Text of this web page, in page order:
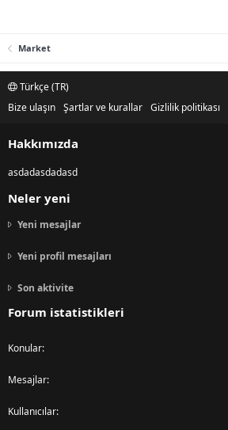
Market
Türkçe (TR)
Bize ulaşın Şartlar ve kurallar Gizlilik politikası
Hakkımızda
asdadasdadasd
Neler yeni
Yeni mesajlar
Yeni profil mesajları
Son aktivite
Forum istatistikleri
Konular
Mesajlar
Kullanıcılar